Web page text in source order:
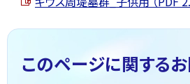
このページに関する